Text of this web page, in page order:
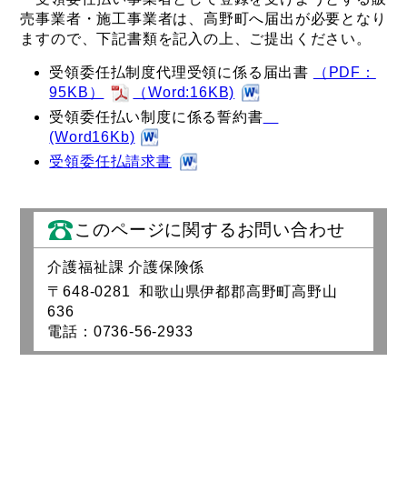
売事業者・施工事業者は、高野町へ届出が必要となり
ますので、下記書類を記入の上、ご提出ください。
受領委任払制度代理受領に係る届出書
（PDF：
95KB）
（Word:16KB)
受領委任払い制度に係る誓約書
(Word16Kb)
受領委任払請求書
このページに関するお問い合わせ
介護福祉課 介護保険係
〒648-0281 和歌山県伊都郡高野町高野山
636
電話：0736-56-2933